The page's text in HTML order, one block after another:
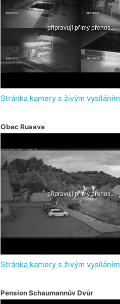
Stránka kamery s živým vysíláním
Obec Rusava
Stránka kamery s živým vysíláním
Pension Schaumannův Dvůr